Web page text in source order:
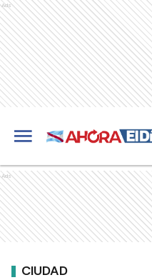
Ads
Ads
CIUDAD